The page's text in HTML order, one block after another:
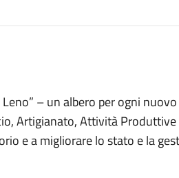
– un albero per ogni
Artigianato, Attività
e a migliorare lo stato e la